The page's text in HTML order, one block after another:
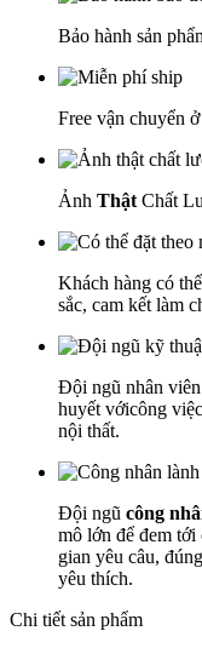
Bảo hành sản
Free vận chuyển
Ảnh Thật Chất
Khách hàng có thể
sắc, cam kết làm
Đội ngũ nhân
huyết vớicông
nội thất.
Đội ngũ công
mô lớn để đem tới
gian yêu câu,
yêu thích.
Chi tiết sản phẩm